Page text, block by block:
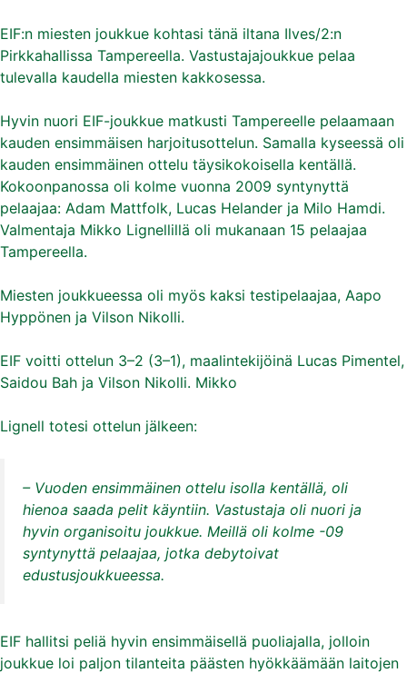
EIF:n miesten joukkue kohtasi tänä iltana Ilves/2:n
Pirkkahallissa Tampereella. Vastustajajoukkue pelaa
tulevalla kaudella miesten kakkosessa.
Hyvin nuori EIF-joukkue matkusti Tampereelle pelaamaan
kauden ensimmäisen harjoitusottelun. Samalla kyseessä oli
kauden ensimmäinen ottelu täysikokoisella kentällä.
Kokoonpanossa oli kolme vuonna 2009 syntynyttä
pelaajaa: Adam Mattfolk, Lucas Helander ja Milo Hamdi.
Valmentaja Mikko Lignellillä oli mukanaan 15 pelaajaa
Tampereella.
Miesten joukkueessa oli myös kaksi testipelaajaa, Aapo
Hyppönen ja Vilson Nikolli.
EIF voitti ottelun 3–2 (3–1), maalintekijöinä Lucas Pimentel,
Saidou Bah ja Vilson Nikolli. Mikko
Lignell totesi ottelun jälkeen:
– Vuoden ensimmäinen ottelu isolla kentällä, oli
hienoa saada pelit käyntiin. Vastustaja oli nuori ja
hyvin organisoitu joukkue. Meillä oli kolme -09
syntynyttä pelaajaa, jotka debytoivat
edustusjoukkueessa.
EIF hallitsi peliä hyvin ensimmäisellä puoliajalla, jolloin
joukkue loi paljon tilanteita päästen hyökkäämään laitojen